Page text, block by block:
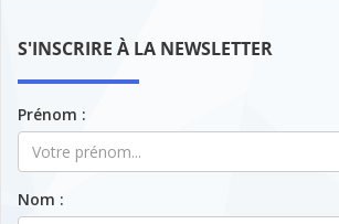
S'INSCRIRE À LA NEWSLETTER
Prénom :
Nom :